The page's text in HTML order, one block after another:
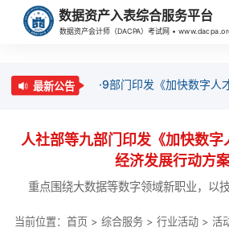
数据资产入表综合服务平台
数据资产会计师（DACPA）考试网 •
最新公告 ·9部门印发《加快数字人
人社部等九部门印发《加快数字
经济发展行动方案
重点围绕大数据等数字领域新职业，以
当前位置： 首页> 综合服务> 行业活动> 活